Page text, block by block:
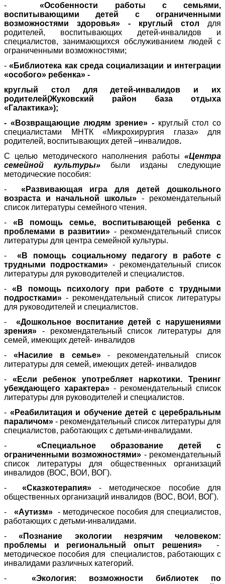
-«Особенности работы с семьями,
воспитывающими детей с ограниченными
возможностями здоровья» - круглый стол для
родителей, воспитывающих детей-инвалидов и
специалистов, занимающихся обслуживанием людей с
ограниченными возможностями;
-« Библиотека как среда социализации и интеграции
«особого» ребенка» -
круглый стол для детей-инвалидов и их
родителей(Жуковский район база отдыха
«Галактика»);
- «Возвращающие людям зрение» - круглый стол со
специалистами МНТК «Микрохирургия глаза» для
родителей, воспитывающих детей –инвалидов.
С целью методического наполнения работы «Центра
семейной культуры»
были изданы следующие
методические пособия:
- «Развивающая игра для детей дошкольного
возраста и начальной школы» - рекомендательный
список литературы семейного чтения.
- «В помощь семье, воспитывающей ребенка с
проблемами в развитии» - рекомендательный список
литературы для центра семейной культуры.
-
«В помощь социальному педагогу в работе с
трудными подростками» - рекомендательный список
литературы для руководителей и специалистов.
-«В помощь психологу при работе с трудными
подростками» - рекомендательный список литературы
для руководителей и специалистов.
- «Дошкольное воспитание детей с нарушениями
зрения» - рекомендательный список литературы для
семей, имеющих детей- инвалидов
- «Насилие в семье»- рекомендательный список
литературы для семей, имеющих детей- инвалидов
- «Если ребенок употребляет наркотики. Тренинг
убеждающего характера» - рекомендательный список
литературы для руководителей и специалистов.
- «Реабилитация и обучение детей с церебральным
параличом» - рекомендательный список литературы для
специалистов, работающих с детьми-инвалидами.
- «Специальное образование детей с
ограниченными возможностями» - рекомендательный
список литературы для общественных организаций
инвалидов (ВОС, ВОИ, ВОГ).
- «Сказкотерапия»- методическое пособие для
общественных организаций инвалидов (ВОС, ВОИ, ВОГ).
- «Аутизм» - методическое пособия для специалистов,
работающих с детьми-инвалидами.
-«Познание экологии незрячим человеком:
проблемы и региональный опыт решения»-
методическое пособия для специалистов, работающих с
инвалидами различных категорий.
-
«Экология: возможности библиотек по